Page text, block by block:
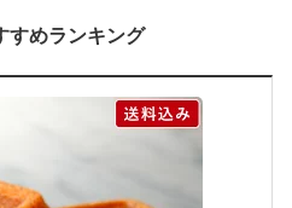
すめランキング